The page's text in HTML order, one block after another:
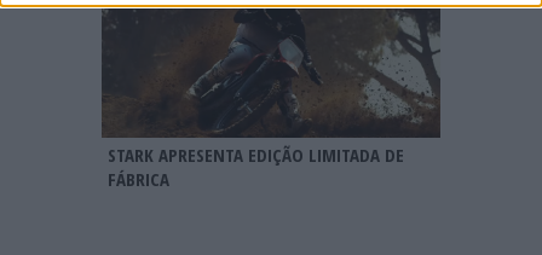
STARK APRESENTA EDIÇÃO LIMITADA DE
FÁBRICA